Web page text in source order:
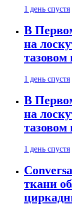
1 день спустя
В
на
тазовом
1 день спустя
В
на
тазовом
1 день спустя
ткани